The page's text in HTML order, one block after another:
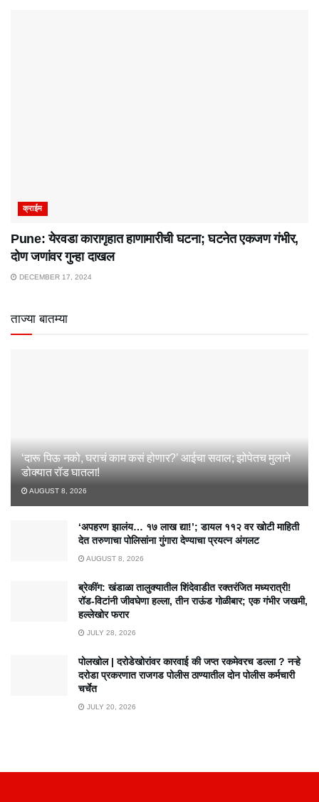
क्राईम
Pune: येरवडा कारागृहात हाणामारीची घटना; घटनेत एकजण गंभीर,
दोण जणांवर गुन्हा दाखल
DECEMBER 17, 2024
ताज्या बातम्या
‘दारू पिऊ नको, घराचं काम कसं होणार?’ आईचा सवाल; झोपेतच मुलाने
डोक्यात रॉड घातला!
AUGUST 8, 2026
‘अपहरण झालंय… १७ लाख द्या!’; डायल ११२ वर खोटी माहिती
देत तरुणाचा पोलिसांना गुंगारा देण्याचा प्रयत्न अंगलट
AUGUST 8, 2026
ब्रेकींग: खंडाळा तालुक्यातील शिंदेवाडीत रक्तरंजित मध्यरात्री!
रॉड-विटांनी जीवघेणा हल्ला, तीन राऊंड गोळीबार; एक गंभीर जखमी,
हल्लेखोर फरार
JULY 28, 2026
पोलखोल | दरोडेखोरांवर कारवाई की जप्त रकमेवरच डल्ला ? नऱ्हे
दरोडा प्रकरणात राजगड पोलीस ठाण्यातील दोन पोलीस कर्मचारी
चर्चेत
JULY 20, 2026